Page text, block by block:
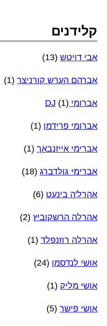
קלידנים
אבי דויטש (13)
אברהם הערש קורניצר (1)
אברומי DJ (1)
אברומי פרידמן (1)
אברימי אייזנבאך (1)
אברימי גולדברג (18)
אהרל'ה בינעט (6)
אהרלה הרשקוביץ (2)
אהרלה רוזנפלד (1)
אושי לנדסמן (24)
אושי מליק (1)
אושי פישר (5)